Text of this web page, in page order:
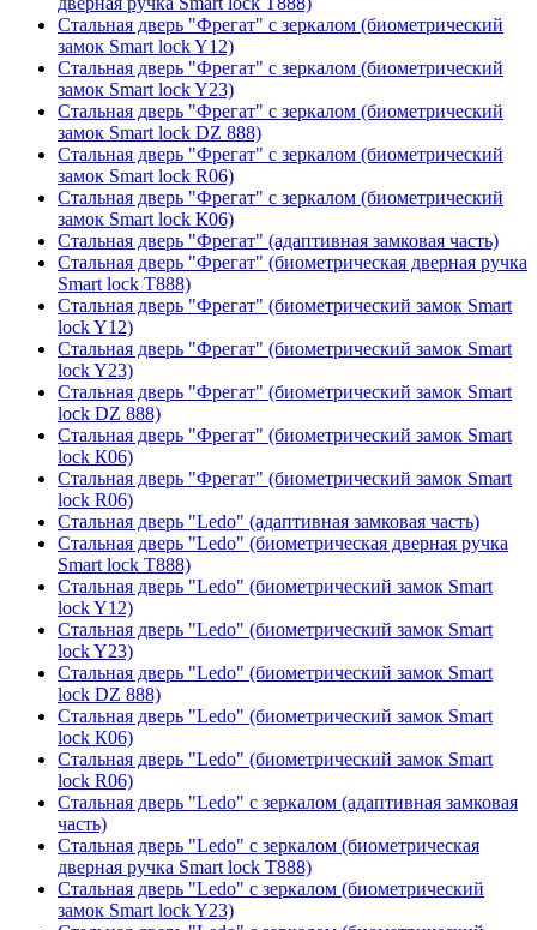
Стальная дверь "Фрегат" с зеркалом (биометрический
замок Smart lock Y12)
Стальная дверь "Фрегат" с зеркалом (биометрический
замок Smart lock Y23)
Стальная дверь "Фрегат" с зеркалом (биометрический
замок Smart lock DZ 888)
Стальная дверь "Фрегат" с зеркалом (биометрический
замок Smart lock R06)
Стальная дверь "Фрегат" с зеркалом (биометрический
замок Smart lock К06)
Стальная дверь "Фрегат" (адаптивная замковая часть)
Стальная дверь "Фрегат" (биометрическая дверная ручка
Smart lock T888)
Стальная дверь "Фрегат" (биометрический замок Smart
lock Y12)
Стальная дверь "Фрегат" (биометрический замок Smart
lock Y23)
Стальная дверь "Фрегат" (биометрический замок Smart
lock DZ 888)
Стальная дверь "Фрегат" (биометрический замок Smart
lock К06)
Стальная дверь "Фрегат" (биометрический замок Smart
lock R06)
Стальная дверь "Ledo" (адаптивная замковая часть)
Стальная дверь "Ledo" (биометрическая дверная ручка
Smart lock T888)
Стальная дверь "Ledo" (биометрический замок Smart
lock Y12)
Стальная дверь "Ledo" (биометрический замок Smart
lock Y23)
Стальная дверь "Ledo" (биометрический замок Smart
lock DZ 888)
Стальная дверь "Ledo" (биометрический замок Smart
lock К06)
Стальная дверь "Ledo" (биометрический замок Smart
lock R06)
Стальная дверь "Ledo" с зеркалом (адаптивная замковая
часть)
Стальная дверь "Ledo" с зеркалом (биометрическая
дверная ручка Smart lock T888)
Стальная дверь "Ledo" с зеркалом (биометрический
замок Smart lock Y23)